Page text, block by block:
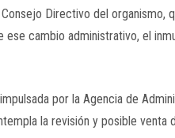
Directivo del organismo,
cambio administrativo, el
por la Agencia de
la revisión y posible venta